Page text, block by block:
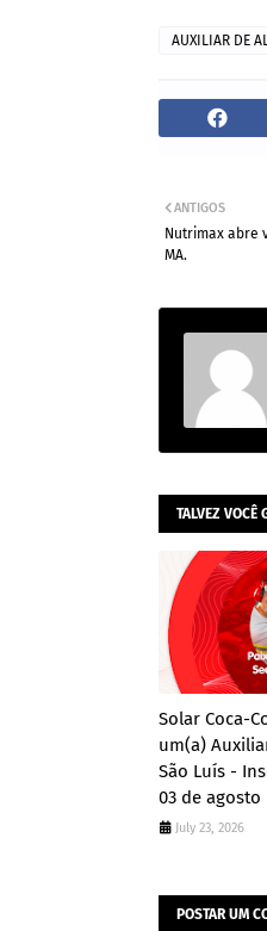
AUXILIAR DE
ANTIGOS
Nutrimax abre
MA.
TALVEZ VOCÊ
Solar Coca-
um(a)
São Luís -
03 de agosto
July 23, 2026
POSTAR UM